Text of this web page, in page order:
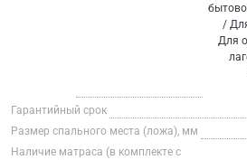
/
Для
Гарантийный срок
Размер спального места (ложа), мм
Наличие матраса (в комплекте с